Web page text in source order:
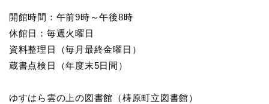
開館時間：午前9時～午後8時
休館日：毎週火曜日
資料整理日（毎月最終金曜日）
蔵書点検日（年度末5日間）
ゆすはら雲の上の図書館（梼原町立図書館）